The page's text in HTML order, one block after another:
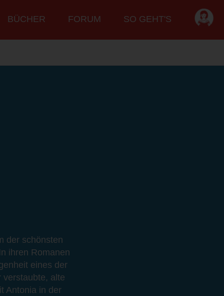
BÜCHER FORUM SO GEHT'S
der schönsten
ihren Romanen
eines der
verstaubte, alte
Antonia in der